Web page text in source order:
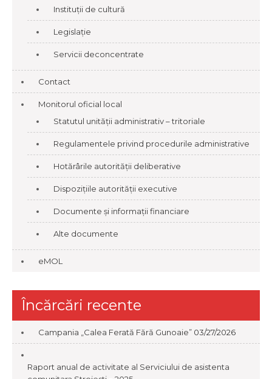
Instituții de cultură
Legislație
Servicii deconcentrate
Contact
Monitorul oficial local
Statutul unității administrativ – tritoriale
Regulamentele privind procedurile administrative
Hotărârile autorității deliberative
Dispozițiile autorității executive
Documente și informații financiare
Alte documente
eMOL
Încărcări recente
Campania „Calea Ferată Fără Gunoaie” 03/27/2026
Raport anual de activitate al Serviciului de asistenta